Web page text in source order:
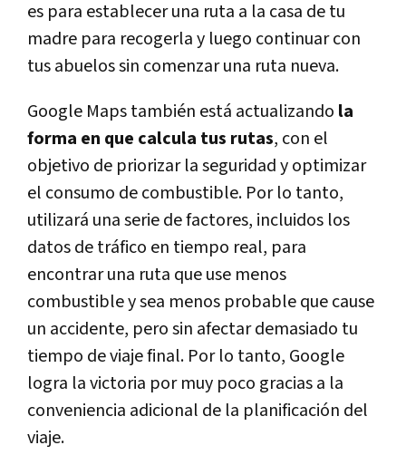
es para establecer una ruta a la casa de tu
madre para recogerla y luego continuar con
tus abuelos sin comenzar una ruta nueva.
Google Maps también está actualizando la
forma en que calcula tus rutas, con el
objetivo de priorizar la seguridad y optimizar
el consumo de combustible. Por lo tanto,
utilizará una serie de factores, incluidos los
datos de tráfico en tiempo real, para
encontrar una ruta que use menos
combustible y sea menos probable que cause
un accidente, pero sin afectar demasiado tu
tiempo de viaje final. Por lo tanto, Google
logra la victoria por muy poco gracias a la
conveniencia adicional de la planificación del
viaje.